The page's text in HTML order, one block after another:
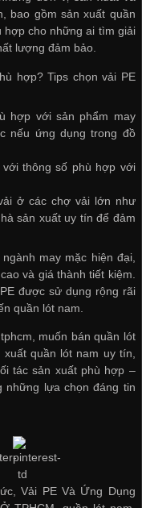
bao gồm sản xuất quần
hợp cho những ai tìm giải
lượng đảm bảo.
hợp? Tips chọn vải PE
hợp với sản phẩm may
nếu ứng dụng trong đồ
thông số phù hợp với
ở các chợ vải lớn như
sản xuất uy tín để đảm
may mặc hiện đại,
và giá thành tiết kiệm.
được sử dụng rộng rãi
quần lót nam.
, muốn bán quần lót
quần lót nam uy tín,
tác sản xuất phù hợp –
những lựa chọn đáng tin
Vải PE Và Ứng Dụng